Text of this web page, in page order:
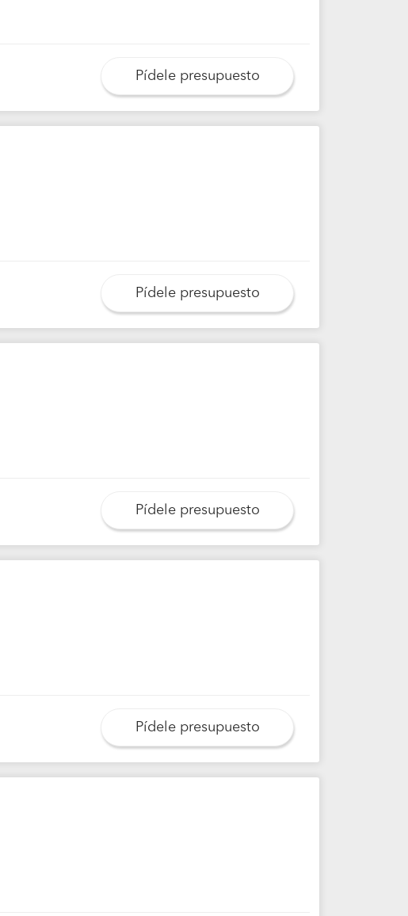
Pídele presupuesto
Pídele presupuesto
Pídele presupuesto
Pídele presupuesto